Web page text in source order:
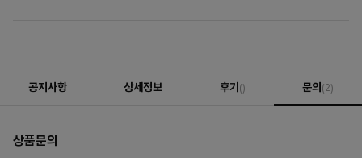
공지사항 상세정보 후기() 문의(2)
상품문의